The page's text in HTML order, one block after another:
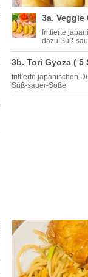
3a. Veggie
frittierte
dazu Süß-
3b. Tori Gyoza ( 5
frittierte japanischen
Süß-sauer-Soße